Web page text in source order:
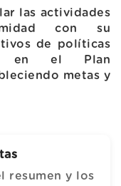
las actividades
con su
de políticas
en el Plan
metas y
resumen y los